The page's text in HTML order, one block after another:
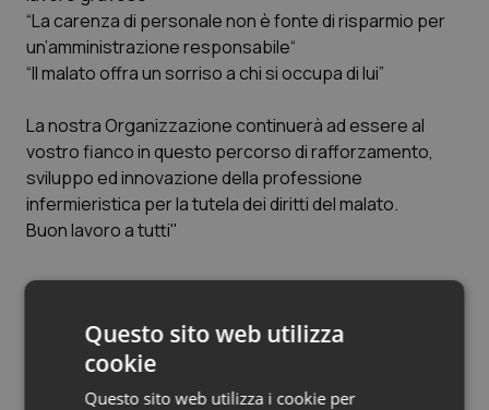
Puglia
Sardegna
Sicilia
Toscana
Umbria
Valle D’Aosta
Veneto
Malattie rare
Malattia di Crohn & Rettocolite Ulcerosa
Neuroscienze & patologie neurodegenerative
Obesità
Oftalmologia
Oncodermatologia
Oncoematologia
“La carenza di personale non è fonte di risparmio per
un’amministrazione responsabile“
“Il malato offra un sorriso a chi si occupa di lui”
La nostra Organizzazione continuerà ad essere al
vostro fianco in questo percorso di rafforzamento,
sviluppo ed innovazione della professione
infermieristica per la tutela dei diritti del malato.
Buon lavoro a tutti"
Giornata internazionale dell’infermiere: “Una voce
che guida: la salute è un diritto umano”
Questo sito web utilizza
cookie
Questo sito web utilizza i cookie per